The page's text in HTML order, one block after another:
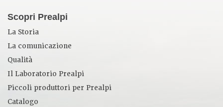
Scopri Prealpi
La Storia
La comunicazione
Qualità
Il Laboratorio Prealpi
Piccoli produttori per Prealpi
Catalogo